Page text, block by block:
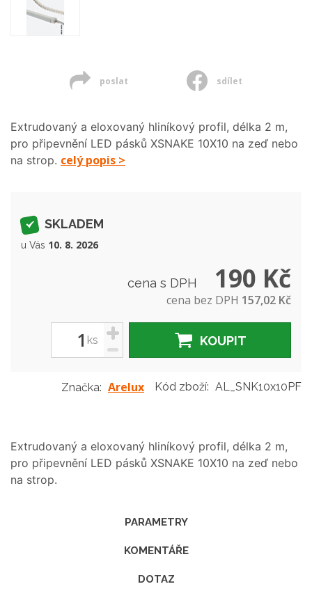
poslat sdílet
Extrudovaný a eloxovaný hliníkový profil, délka 2 m,
pro připevnění LED pásků XSNAKE 10X10 na zeď nebo
na strop. celý popis >
SKLADEM
u Vás 10. 8. 2026
cena s DPH 190 Kč
cena bez DPH 157,02 Kč
ks
+
-
KOUPIT
Značka: Arelux Kód zboží: AL_SNK10x10PF
Extrudovaný a eloxovaný hliníkový profil, délka 2 m,
pro připevnění LED pásků XSNAKE 10X10 na zeď nebo
na strop.
PARAMETRY
KOMENTÁŘE
DOTAZ